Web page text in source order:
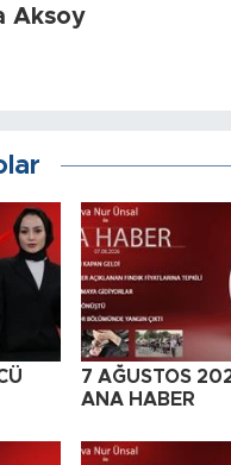
Aksoy
7 AĞUSTOS
ANA HABER